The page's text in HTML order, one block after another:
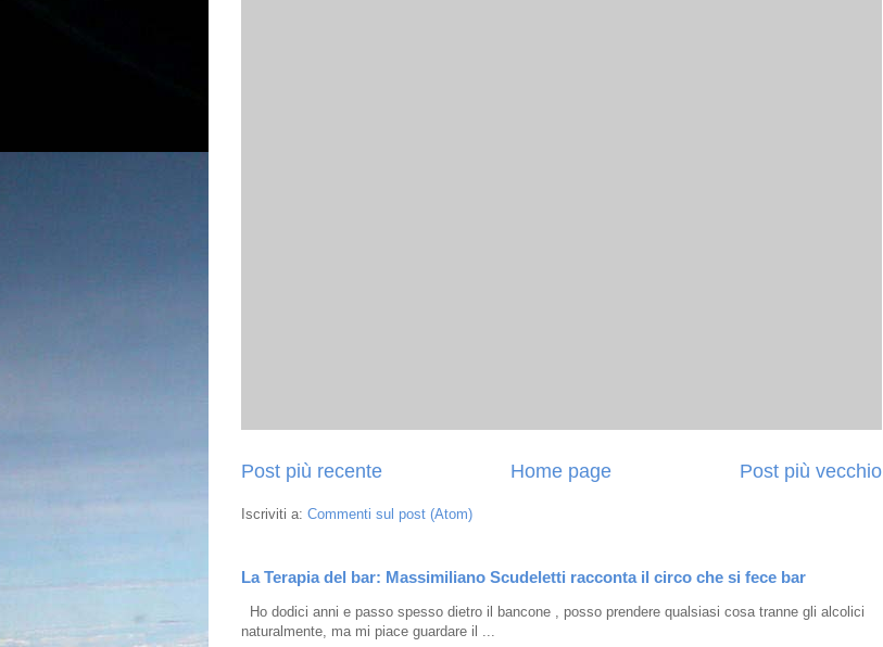
Post più recente Post più vecchio
Home page
Iscriviti a: Commenti sul post (Atom)
La Terapia del bar: Massimiliano Scudeletti racconta il circo che si fece bar
Ho dodici anni e passo spesso dietro il bancone , posso prendere qualsiasi cosa tranne gli alcolici
naturalmente, ma mi piace guardare il ...